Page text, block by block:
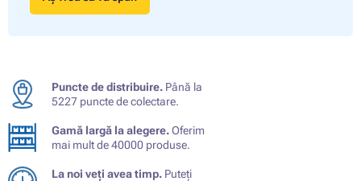
Puncte de distribuire. Până la
5227 puncte de colectare.
Gamă largă la alegere.Oferim
mai mult de 40000 produse.
La noi veți avea timp. Puteți